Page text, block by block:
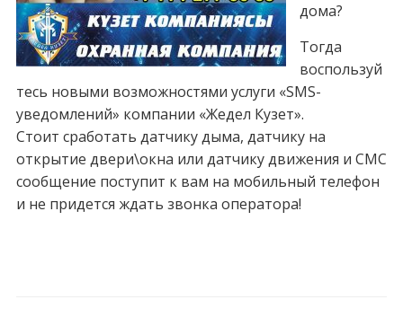
дома?
Тогда
воспользуй
тесь новыми возможностями услуги «SMS-
уведомлений» компании «Жедел Кузет».
Стоит сработать датчику дыма, датчику на
открытие двери\окна или датчику движения и СМС
сообщение поступит к вам на мобильный телефон
и не придется ждать звонка оператора!